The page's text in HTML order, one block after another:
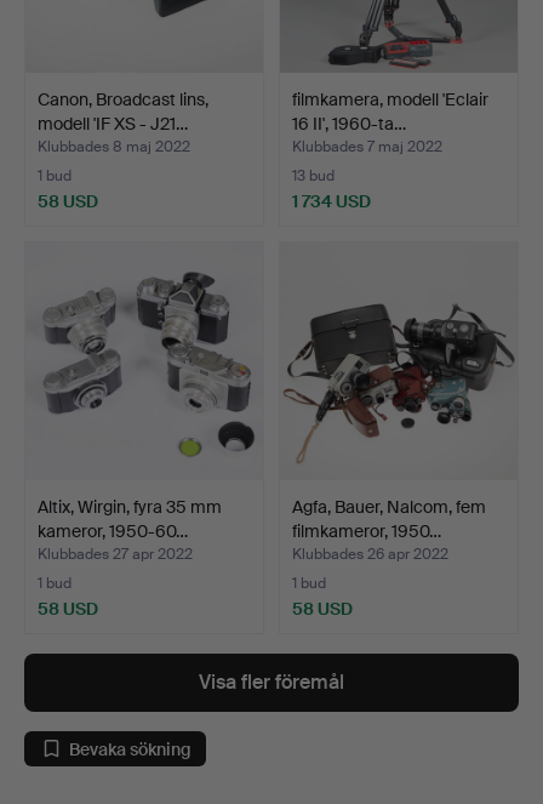
Canon, Broadcast lins,
modell 'IF XS - J21…
Klubbades 8 maj 2022
1 bud
58 USD
filmkamera, modell 'Eclair
16 II', 1960-ta…
Klubbades 7 maj 2022
13 bud
1 734 USD
Altix, Wirgin, fyra 35 mm
kameror, 1950-60…
Klubbades 27 apr 2022
1 bud
58 USD
Agfa, Bauer, Nalcom, fem
filmkameror, 1950…
Klubbades 26 apr 2022
1 bud
58 USD
Visa fler föremål
Bevaka sökning